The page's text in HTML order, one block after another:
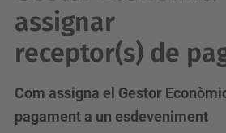
assignar
receptor(s) de
Com assigna el Gestor
pagament a un esdeveniment